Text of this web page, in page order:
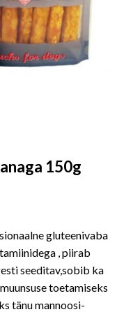
150g
gluteenivaba
, piirab
seeditav,sobib ka
toetamiseks
tänu mannoosi-